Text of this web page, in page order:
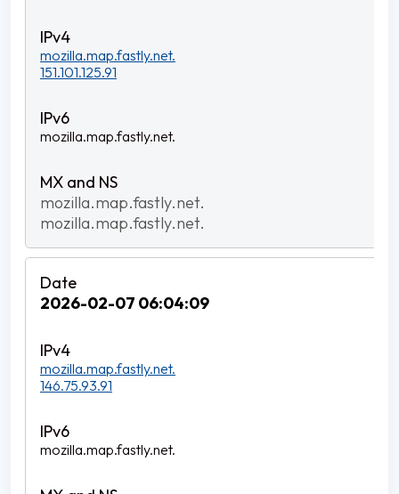
mozilla.map.fastly.net.
151.101.125.91
mozilla.map.fastly.net.
mozilla.map.fastly.net.
mozilla.map.fastly.net.
2026-02-07 06:04:09
mozilla.map.fastly.net.
146.75.93.91
mozilla.map.fastly.net.